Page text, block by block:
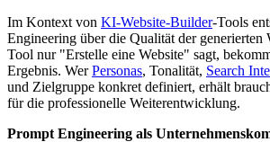
Im Kontext von KI-Website-Builder-Tools
Engineering über die Qualität der generierten
Tool nur "Erstelle eine Website" sagt,
Ergebnis. WerPersonas, Tonalität, Search
und Zielgruppe konkret definiert, erhält
für die professionelle Weiterentwicklung.
Prompt Engineering als